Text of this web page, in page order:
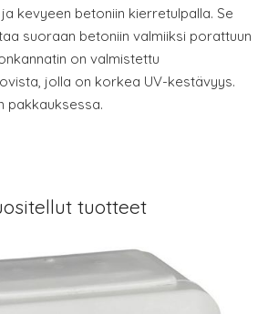
kevyeen betoniin kierretulpalla. Se
suoraan betoniin valmiiksi porattuun
on valmistettu
jolla on korkea UV-kestävyys.
pakkauksessa.
tuotteet